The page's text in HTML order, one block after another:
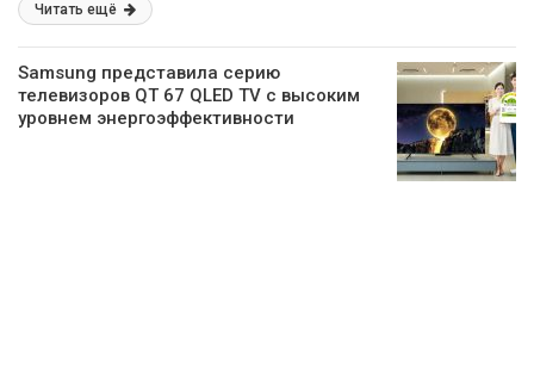
Читать ещё
Samsung представила серию
телевизоров QT 67 QLED TV с высоким
уровнем энергоэффективности